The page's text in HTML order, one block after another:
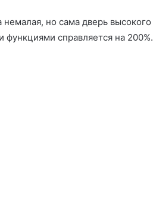
но сама дверь высокого
справляется на 200%.